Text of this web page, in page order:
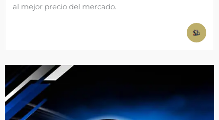
al mejor precio del mercado.